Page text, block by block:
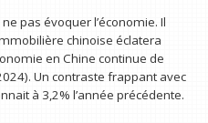
pas évoquer l’économie. Il
chinoise éclatera
en Chine continue de
Un contraste frappant avec
à 3,2% l’année précédente.